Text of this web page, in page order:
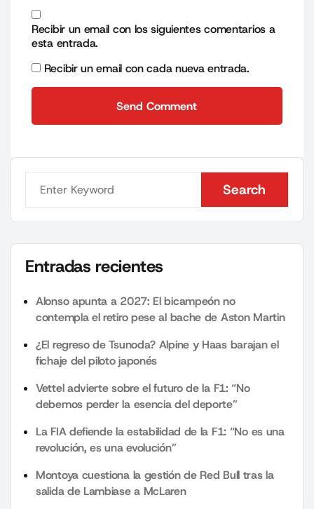
Recibir un email con los siguientes comentarios a
esta entrada.
Recibir un email con cada nueva entrada.
Send Comment
Search
Search
Entradas recientes
Alonso apunta a 2027: El bicampeón no
contempla el retiro pese al bache de Aston Martin
¿El regreso de Tsunoda? Alpine y Haas barajan el
fichaje del piloto japonés
Vettel advierte sobre el futuro de la F1: “No
debemos perder la esencia del deporte”
La FIA defiende la estabilidad de la F1: “No es una
revolución, es una evolución”
Montoya cuestiona la gestión de Red Bull tras la
salida de Lambiase a McLaren